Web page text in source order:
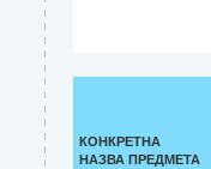
КОНКРЕТНА
НАЗВА ПРЕДМЕТА